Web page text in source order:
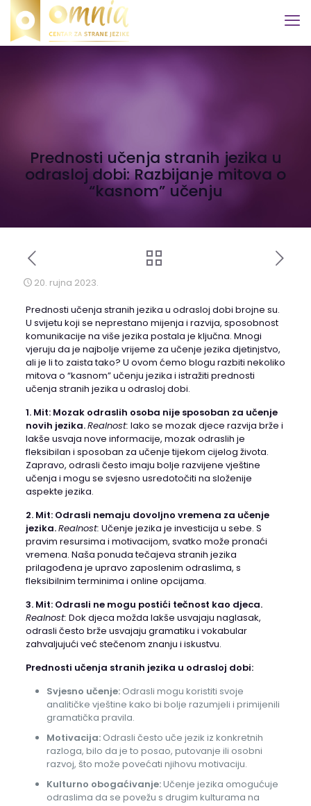
Prednosti učenja stranih jezika u
odrasloj dobi: Razbijanje mitova o
“kasnom” učenju
20. rujna 2023.
Prednosti učenja stranih jezika u odrasloj dobi brojne su.
U svijetu koji se neprestano mijenja i razvija, sposobnost
komunikacije na više jezika postala je ključna. Mnogi
vjeruju da je najbolje vrijeme za učenje jezika djetinjstvo,
ali je li to zaista tako? U ovom ćemo blogu razbiti nekoliko
mitova o “kasnom” učenju jezika i istražiti prednosti
učenja stranih jezika u odrasloj dobi.
1. Mit: Mozak odraslih osoba nije sposoban za učenje
novih jezika.Realnost: Iako se mozak djece razvija brže i
lakše usvaja nove informacije, mozak odraslih je
fleksibilan i sposoban za učenje tijekom cijelog života.
Zapravo, odrasli često imaju bolje razvijene vještine
učenja i mogu se svjesno usredotočiti na složenije
aspekte jezika.
2. Mit: Odrasli nemaju dovoljno vremena za učenje
jezika.Realnost: Učenje jezika je investicija u sebe. S
pravim resursima i motivacijom, svatko može pronaći
vremena. Naša ponuda tečajeva stranih jezika
prilagođena je upravo zaposlenim odraslima, s
fleksibilnim terminima i online opcijama.
3. Mit: Odrasli ne mogu postići tečnost kao djeca.
Realnost: Dok djeca možda lakše usvajaju naglasak,
odrasli često brže usvajaju gramatiku i vokabular
zahvaljujući već stečenom znanju i iskustvu.
Prednosti učenja stranih jezika u odrasloj dobi:
Svjesno učenje:Odrasli mogu koristiti svoje
analitičke vještine kako bi bolje razumjeli i primijenili
gramatička pravila.
Motivacija:Odrasli često uče jezik iz konkretnih
razloga, bilo da je to posao, putovanje ili osobni
razvoj, što može povećati njihovu motivaciju.
Kulturno obogaćivanje:Učenje jezika omogućuje
odraslima da se povežu s drugim kulturama na